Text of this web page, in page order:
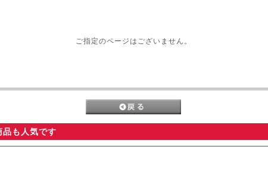
ご指定のページはございません。
品も人気です